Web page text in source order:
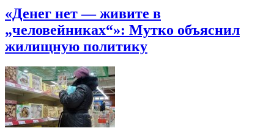
«Денег нет — живите в
„человейниках“»: Мутко объяснил
жилищную политику